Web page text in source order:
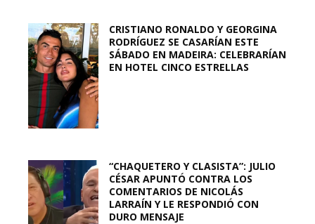
CRISTIANO RONALDO Y GEORGINA
RODRÍGUEZ SE CASARÍAN ESTE
SÁBADO EN MADEIRA: CELEBRARÍAN
EN HOTEL CINCO ESTRELLAS
“CHAQUETERO Y CLASISTA”: JULIO
CÉSAR APUNTÓ CONTRA LOS
COMENTARIOS DE NICOLÁS
LARRAÍN Y LE RESPONDIÓ CON
DURO MENSAJE